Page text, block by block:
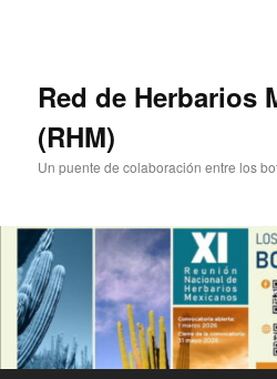
Red de Herbarios
(RHM)
Un puente de colaboración entre los